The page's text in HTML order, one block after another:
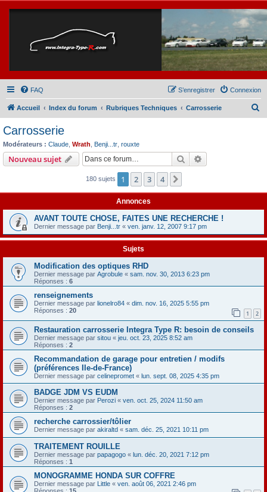
FAQ Connexion
S’enregistrer
Accueil Index du forum Rubriques Techniques Carrosserie
c
r
Carrosserie
Modérateurs : Claude Wrath Benji...tr rouxte
Nouveau sujet Rechercher
180 sujets 1 2 3 4
Annonces
AVANT TOUTE CHOSE, FAITES UNE RECHERCHE !
Dernier message par Benji...tr « ven. janv. 12, 2007 9:17 pm
Sujets
Modification des optiques RHD
Dernier message par Agrobule « sam. nov. 30, 2013 6:23 pm
Réponses : 6
renseignements
Dernier message par lionelro84 « dim. nov. 16, 2025 5:55 pm
Réponses : 20 1 2
Restauration carrosserie Integra Type R: besoin de conseils
Dernier message par sitou « jeu. oct. 23, 2025 8:52 am
Réponses : 2
Recommandation de garage pour entretien / modifs
(préférences Ile-de-France)
Dernier message par celinepromet « lun. sept. 08, 2025 4:35 pm
BADGE JDM VS EUDM
Dernier message par Perozi « ven. oct. 25, 2024 11:50 am
Réponses : 2
recherche carrossier/tôlier
Dernier message par akiraltd « sam. déc. 25, 2021 10:11 pm
TRAITEMENT ROUILLE
Dernier message par papagogo « lun. déc. 20, 2021 7:12 pm
Réponses : 1
MONOGRAMME HONDA SUR COFFRE
Dernier message par Little « ven. août 06, 2021 2:46 pm